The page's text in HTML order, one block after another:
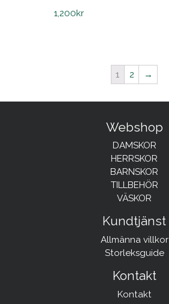
1,200kr
1 2 →
Webshop
DAMSKOR
HERRSKOR
BARNSKOR
TILLBEHÖR
VÄSKOR
Kundtjänst
Allmänna villkor
Storleksguide
Kontakt
Kontakt